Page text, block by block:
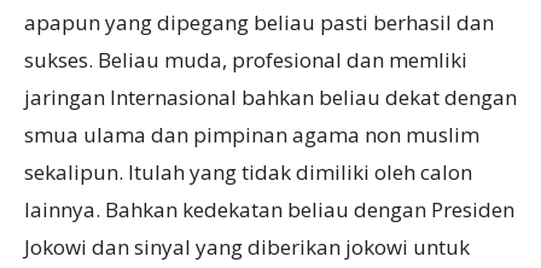
apapun yang dipegang beliau pasti berhasil dan
sukses. Beliau muda, profesional dan memliki
jaringan Internasional bahkan beliau dekat dengan
smua ulama dan pimpinan agama non muslim
sekalipun. Itulah yang tidak dimiliki oleh calon
lainnya. Bahkan kedekatan beliau dengan Presiden
Jokowi dan sinyal yang diberikan jokowi untuk